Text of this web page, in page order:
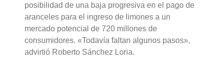
posibilidad de una baja progresiva en el pago de
aranceles para el ingreso de limones a un
mercado potencial de 720 millones de
consumidores. «Todavía faltan algunos pasos»,
advirtió Roberto Sánchez Loria.